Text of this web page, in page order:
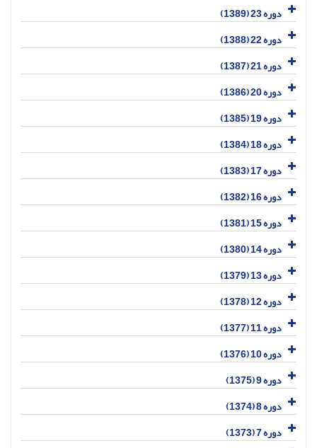
دوره 23 (1389)
دوره 22 (1388)
دوره 21 (1387)
دوره 20 (1386)
دوره 19 (1385)
دوره 18 (1384)
دوره 17 (1383)
دوره 16 (1382)
دوره 15 (1381)
دوره 14 (1380)
دوره 13 (1379)
دوره 12 (1378)
دوره 11 (1377)
دوره 10 (1376)
دوره 9 (1375)
دوره 8 (1374)
دوره 7 (1373)